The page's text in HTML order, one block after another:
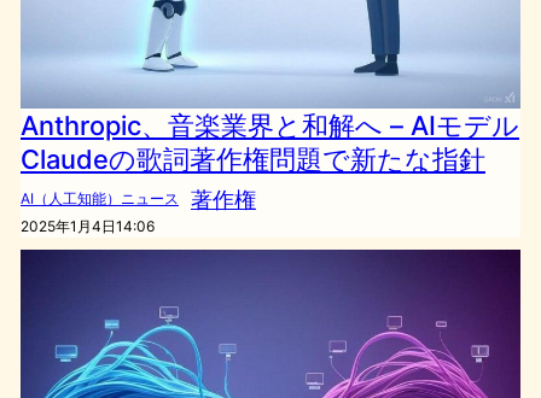
Anthropic、音楽業界と和解へ – AIモデル
Claudeの歌詞著作権問題で新たな指針
AI（人工知能）ニュース 著作権
2025年1月4日14:06